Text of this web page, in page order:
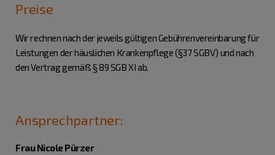
Preise
Wir rechnen nach der jeweils gültigen Gebührenvereinbarung für
Leistungen der häuslichen Krankenpflege (§37 SGBV) und nach
den Vertrag gemäß § 89 SGB XI ab.
Ansprechpartner:
Frau Nicole Pürzer